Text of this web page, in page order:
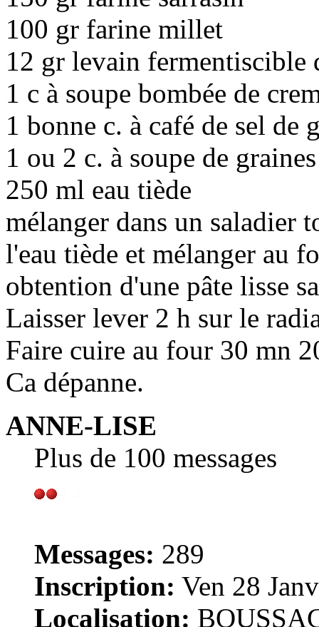
100 gr farine millet
12 gr levain fermentiscible
1 c à soupe bombée de
1 bonne c. à café de sel de
1 ou 2 c. à soupe de
250 ml eau tiède
mélanger dans un saladier
l'eau tiède et mélanger au
obtention d'une pâte lisse
Laisser lever 2 h sur le
Faire cuire au four 30 mn
Ca dépanne.
ANNE-LISE
Plus de 100 messages
Messages: 289
Inscription: Ven 28
Localisation: